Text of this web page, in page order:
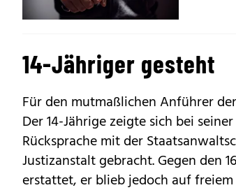
14-Jähriger gesteht
Für den mutmaßlichen Anführer
Der 14-Jährige zeigte sich bei
Rücksprache mit der
Justizanstalt gebracht. Gegen den
erstattet, er blieb jedoch auf